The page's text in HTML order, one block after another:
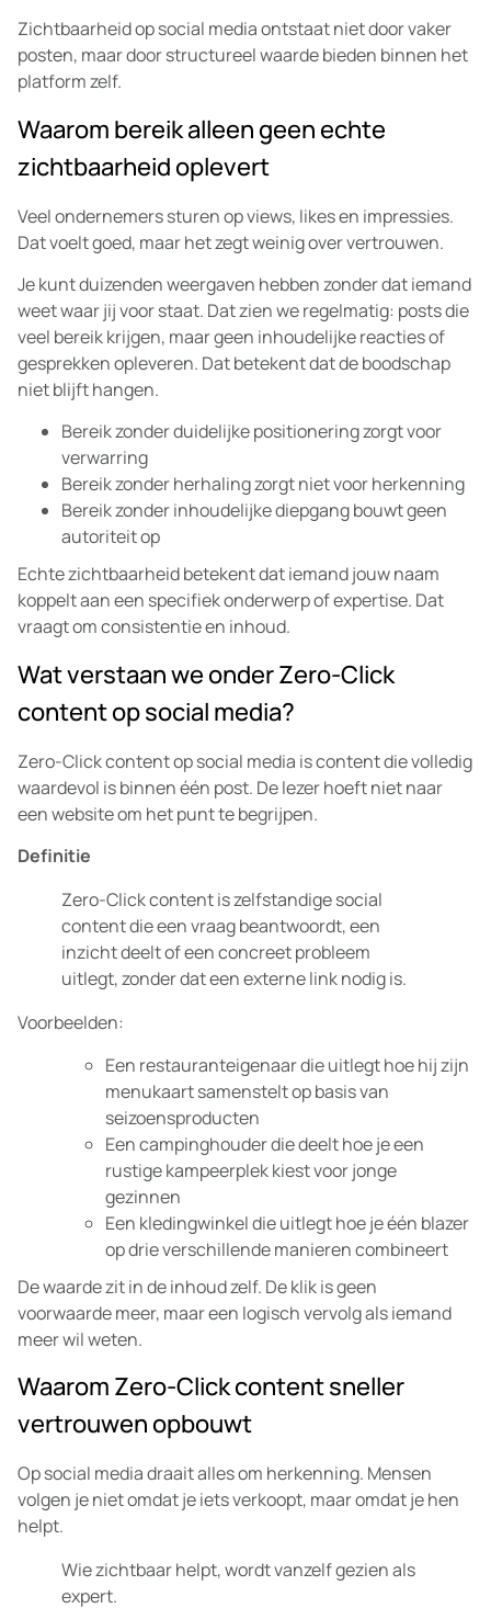
Zichtbaarheid op social media ontstaat niet door vaker
posten, maar door structureel waarde bieden binnen het
platform zelf.
Waarom bereik alleen geen echte
zichtbaarheid oplevert
Veel ondernemers sturen op views, likes en impressies.
Dat voelt goed, maar het zegt weinig over vertrouwen.
Je kunt duizenden weergaven hebben zonder dat iemand
weet waar jij voor staat. Dat zien we regelmatig: posts die
veel bereik krijgen, maar geen inhoudelijke reacties of
gesprekken opleveren. Dat betekent dat de boodschap
niet blijft hangen.
Bereik zonder duidelijke positionering zorgt voor
verwarring
Bereik zonder herhaling zorgt niet voor herkenning
Bereik zonder inhoudelijke diepgang bouwt geen
autoriteit op
Echte zichtbaarheid betekent dat iemand jouw naam
koppelt aan een specifiek onderwerp of expertise. Dat
vraagt om consistentie en inhoud.
Wat verstaan we onder Zero-Click
content op social media?
Zero-Click content op social media is content die volledig
waardevol is binnen één post. De lezer hoeft niet naar
een website om het punt te begrijpen.
Definitie
Zero-Click content is zelfstandige social
content die een vraag beantwoordt, een
inzicht deelt of een concreet probleem
uitlegt, zonder dat een externe link nodig is.
Voorbeelden:
Een restauranteigenaar die uitlegt hoe hij zijn
menukaart samenstelt op basis van
seizoensproducten
Een campinghouder die deelt hoe je een
rustige kampeerplek kiest voor jonge
gezinnen
Een kledingwinkel die uitlegt hoe je één blazer
op drie verschillende manieren combineert
De waarde zit in de inhoud zelf. De klik is geen
voorwaarde meer, maar een logisch vervolg als iemand
meer wil weten.
Waarom Zero-Click content sneller
vertrouwen opbouwt
Op social media draait alles om herkenning. Mensen
volgen je niet omdat je iets verkoopt, maar omdat je hen
helpt.
Wie zichtbaar helpt, wordt vanzelf gezien als
expert.